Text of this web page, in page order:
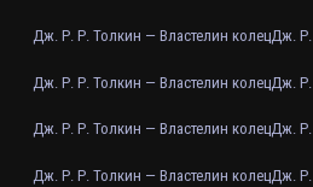
Дж. Р. Р. Толкин — Властелин колецДж. Р.
Дж. Р. Р. Толкин — Властелин колецДж. Р.
Дж. Р. Р. Толкин — Властелин колецДж. Р.
Дж. Р. Р. Толкин — Властелин колецДж. Р.